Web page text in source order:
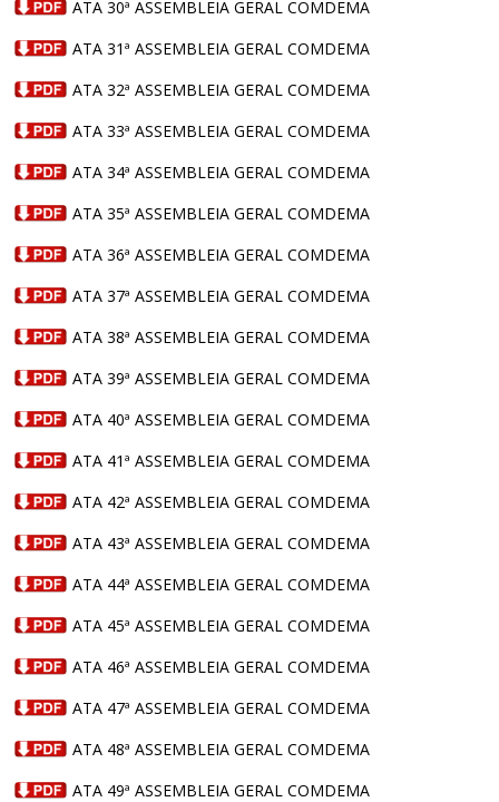
ATA 30ª ASSEMBLEIA GERAL COMDEMA
ATA 31ª ASSEMBLEIA GERAL COMDEMA
ATA 32ª ASSEMBLEIA GERAL COMDEMA
ATA 33ª ASSEMBLEIA GERAL COMDEMA
ATA 34ª ASSEMBLEIA GERAL COMDEMA
ATA 35ª ASSEMBLEIA GERAL COMDEMA
ATA 36ª ASSEMBLEIA GERAL COMDEMA
ATA 37ª ASSEMBLEIA GERAL COMDEMA
ATA 38ª ASSEMBLEIA GERAL COMDEMA
ATA 39ª ASSEMBLEIA GERAL COMDEMA
ATA 40ª ASSEMBLEIA GERAL COMDEMA
ATA 41ª ASSEMBLEIA GERAL COMDEMA
ATA 42ª ASSEMBLEIA GERAL COMDEMA
ATA 43ª ASSEMBLEIA GERAL COMDEMA
ATA 44ª ASSEMBLEIA GERAL COMDEMA
ATA 45ª ASSEMBLEIA GERAL COMDEMA
ATA 46ª ASSEMBLEIA GERAL COMDEMA
ATA 47ª ASSEMBLEIA GERAL COMDEMA
ATA 48ª ASSEMBLEIA GERAL COMDEMA
ATA 49ª ASSEMBLEIA GERAL COMDEMA